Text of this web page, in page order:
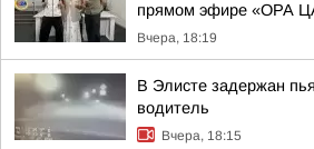
прямом эфире «ОРА
Вчера, 18:19
В Элисте задержан
водитель
Вчера, 18:15